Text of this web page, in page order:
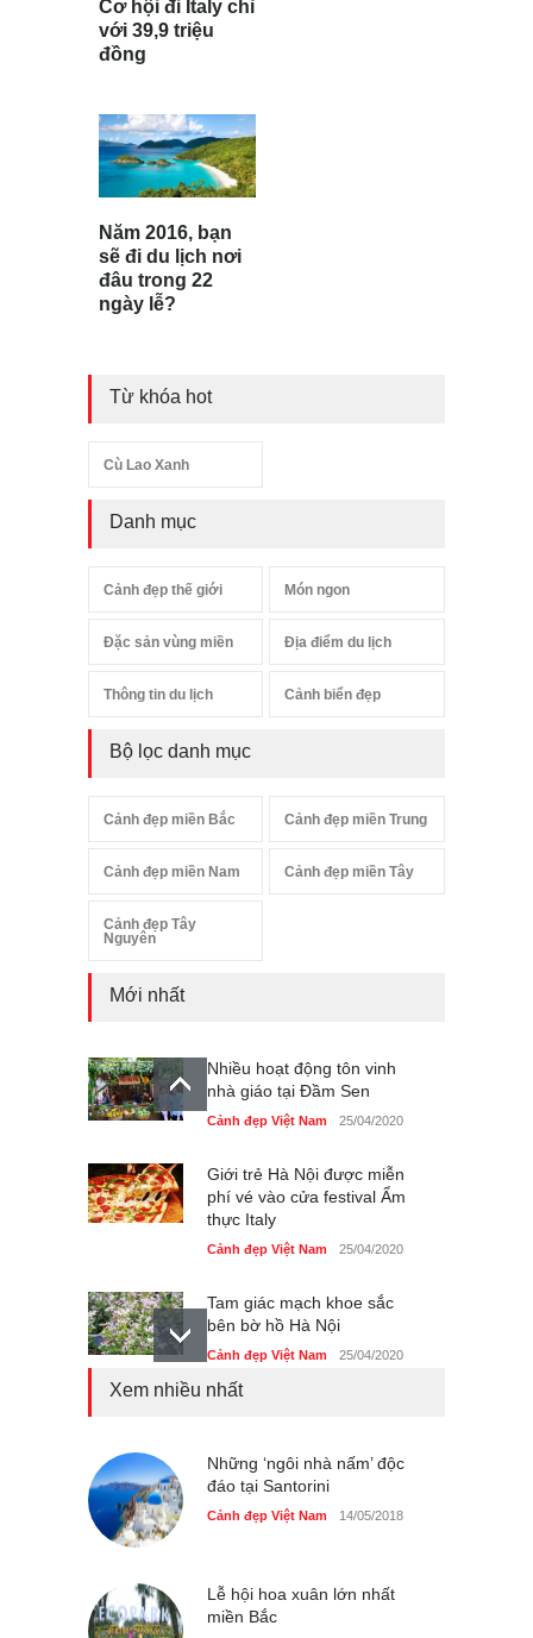
Cơ hội đi Italy chỉ
với 39,9 triệu
đồng
Năm 2016, bạn
sẽ đi du lịch nơi
đâu trong 22
ngày lễ?
Từ khóa hot
Cù Lao Xanh
Danh mục
Cảnh đẹp thế giới Món ngon
Đặc sản vùng miền Địa điểm du lịch
Thông tin du lịch Cảnh biển đẹp
Bộ lọc danh mục
Cảnh đẹp miền Bắc Cảnh đẹp miền Trung
Cảnh đẹp miền Nam Cảnh đẹp miền Tây
Cảnh đẹp Tây
Nguyên
Mới nhất
Nhiều hoạt động tôn vinh
nhà giáo tại Đầm Sen
Cảnh đẹp Việt Nam 25/04/2020
Giới trẻ Hà Nội được miễn
phí vé vào cửa festival Ẩm
thực Italy
Cảnh đẹp Việt Nam 25/04/2020
Tam giác mạch khoe sắc
bên bờ hồ Hà Nội
Cảnh đẹp Việt Nam 25/04/2020
Cảnh đẹp Việt Nam 24/04/2020
Những món ăn đồng quê
Xem nhiều nhất
Những ‘ngôi nhà nấm’ độc
đáo tại Santorini
Cảnh đẹp Việt Nam 14/05/2018
Lễ hội hoa xuân lớn nhất
miền Bắc